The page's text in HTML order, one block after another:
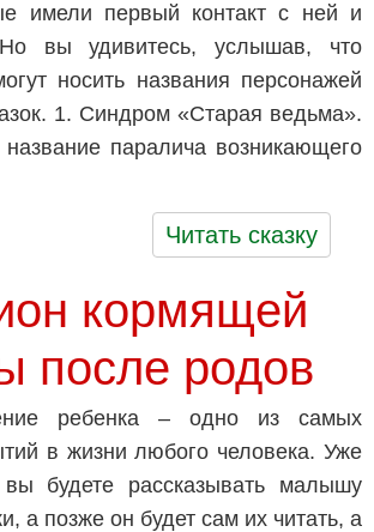
имели первый контакт с ней и
вы удивитесь, услышав, что
носить названия персонажей
1. Синдром «Старая ведьма».
паралича возникающего
Читать сказку
кормящей
после родов
ребенка – одно из самых
в жизни любого человека. Уже
будете рассказывать малышу
а позже он будет сам их читать, а